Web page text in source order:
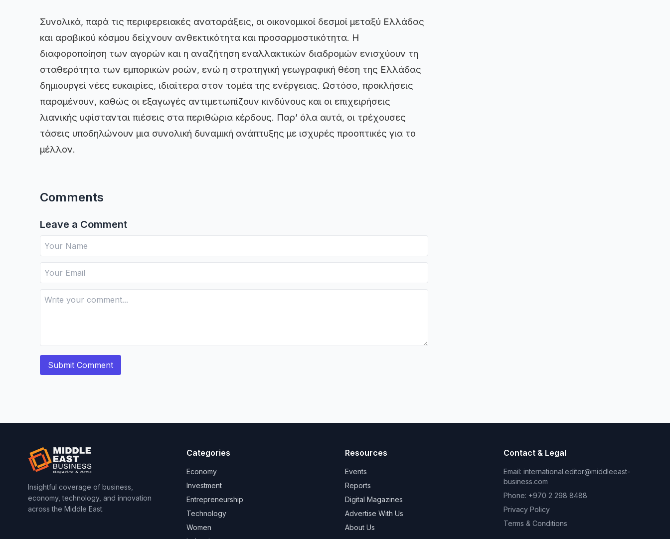
Συνολικά, παρά τις περιφερειακές αναταράξεις, οι οικονομικοί δεσμοί μεταξύ Ελλάδας
και αραβικού κόσμου δείχνουν ανθεκτικότητα και προσαρμοστικότητα. Η
διαφοροποίηση των αγορών και η αναζήτηση εναλλακτικών διαδρομών ενισχύουν τη
σταθερότητα των εμπορικών ροών, ενώ η στρατηγική γεωγραφική θέση της Ελλάδας
δημιουργεί νέες ευκαιρίες, ιδιαίτερα στον τομέα της ενέργειας. Ωστόσο, προκλήσεις
παραμένουν, καθώς οι εξαγωγές αντιμετωπίζουν κινδύνους και οι επιχειρήσεις
λιανικής υφίστανται πιέσεις στα περιθώρια κέρδους. Παρ’ όλα αυτά, οι τρέχουσες
τάσεις υποδηλώνουν μια συνολική δυναμική ανάπτυξης με ισχυρές προοπτικές για το
μέλλον.
Comments
Leave a Comment
Insightful coverage of business,
economy, technology, and innovation
across the Middle East.
Categories
Economy
Investment
Entrepreneurship
Technology
Women
Resources
Events
Reports
Digital Magazines
Advertise With Us
About Us
Contact & Legal
Email: international.editor@middleeast-
business.com
Phone: +970 2 298 8488
Privacy Policy
Terms & Conditions